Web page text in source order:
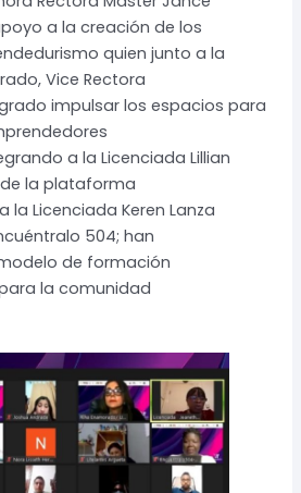
a la creación de los
quien junto a la
Vice Rectora
impulsar los espacios para
a la Licenciada Lillian
de la plataforma
la Licenciada Keren Lanza
504; han
de formación
la comunidad